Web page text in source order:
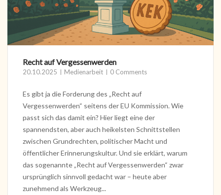
Recht auf Vergessenwerden
20.10.2025 Medienarbeit 0 Comments
Es gibt ja die Forderung des „Recht auf
Vergessenwerden“ seitens der EU Kommission. Wie
passt sich das damit ein? Hier liegt eine der
spannendsten, aber auch heikelsten Schnittstellen
zwischen Grundrechten, politischer Macht und
öffentlicher Erinnerungskultur. Und sie erklärt, warum
das sogenannte „Recht auf Vergessenwerden“ zwar
ursprünglich sinnvoll gedacht war – heute aber
zunehmend als Werkzeug...